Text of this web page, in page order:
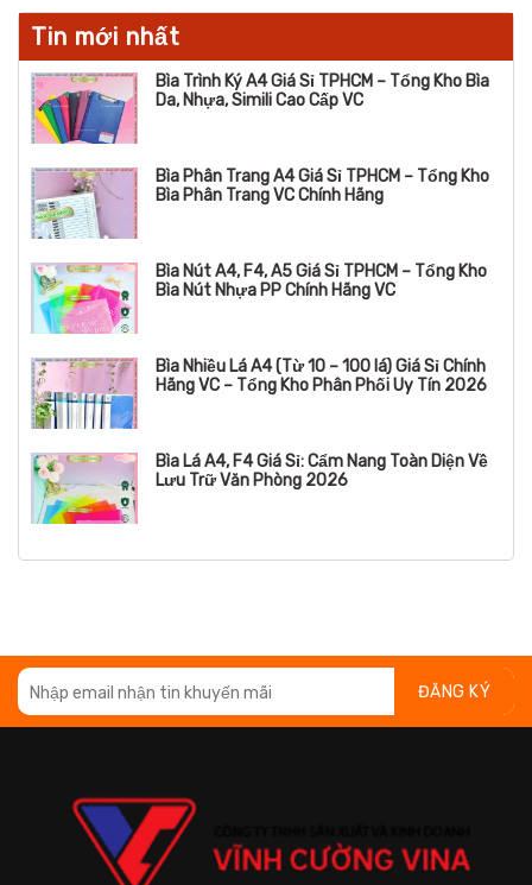
Tin mới nhất
Bìa Trình Ký A4 Giá Sỉ TPHCM – Tổng Kho Bìa
Da, Nhựa, Simili Cao Cấp VC
Bìa Phân Trang A4 Giá Sỉ TPHCM – Tổng Kho
Bìa Phân Trang VC Chính Hãng
Bìa Nút A4, F4, A5 Giá Sỉ TPHCM – Tổng Kho
Bìa Nút Nhựa PP Chính Hãng VC
Bìa Nhiều Lá A4 (Từ 10 – 100 lá) Giá Sỉ Chính
Hãng VC – Tổng Kho Phân Phối Uy Tín 2026
Bìa Lá A4, F4 Giá Sỉ: Cẩm Nang Toàn Diện Về
Lưu Trữ Văn Phòng 2026